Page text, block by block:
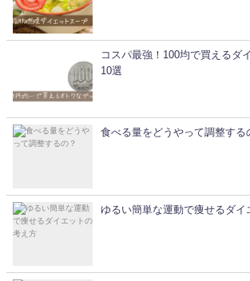
コスパ最強！100均で買えるダ
10選
食べる量をどうやって調整する
ゆるい簡単な運動で痩せるダイ